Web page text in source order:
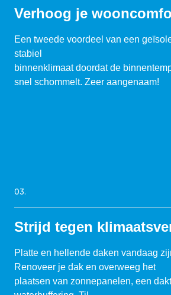
Verhoog je
Een tweede voordeel van een
stabiel
binnenklimaat doordat de
snel schommelt. Zeer aangenaam!
03.
Strijd tegen
Platte en hellende daken vandaag
Renoveer je dak en overweeg het
plaatsen van zonnepanelen, een